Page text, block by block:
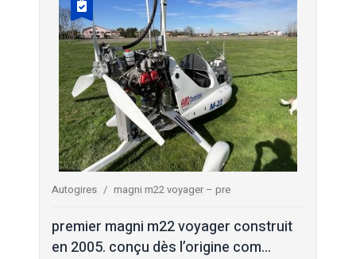
Autogires magni m22 voyager – pre
premier magni m22 voyager construit
en 2005. conçu dès l’origine com...